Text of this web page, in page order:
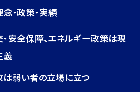
・政策・実績
安全保障、エネルギー政策は現
義
は弱い者の立場に立つ